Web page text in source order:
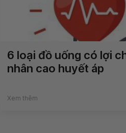
6 loại đồ uống có lợi
nhân cao huyết áp
Xem thêm